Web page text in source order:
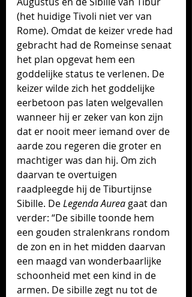
(het huidige Tivoli niet ver van
Rome). Omdat de keizer vrede had
gebracht had de Romeinse senaat
het plan opgevat hem een
goddelijke status te verlenen. De
keizer wilde zich het goddelijke
eerbetoon pas laten welgevallen
wanneer hij er zeker van kon zijn
dat er nooit meer iemand over de
aarde zou regeren die groter en
machtiger was dan hij. Om zich
daarvan te overtuigen
raadpleegde hij de Tiburtijnse
Sibille. De Legenda Aurea gaat dan
verder: “De sibille toonde hem
een gouden stralenkrans rondom
de zon en in het midden daarvan
een maagd van wonderbaarlijke
schoonheid met een kind in de
armen. De sibille zegt nu tot de